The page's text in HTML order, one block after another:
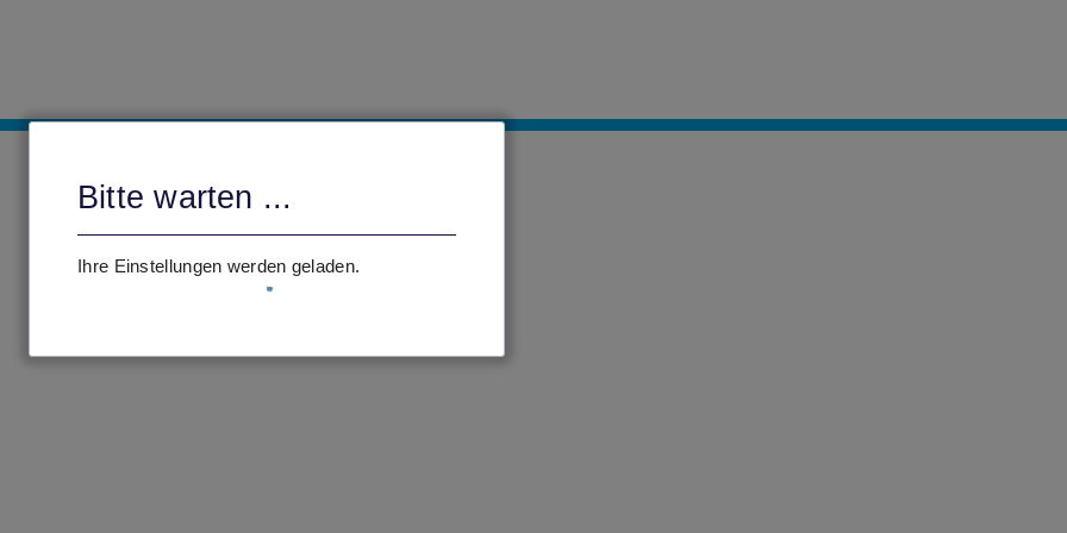
Bitte warten ...
Ihre Einstellungen werden geladen.